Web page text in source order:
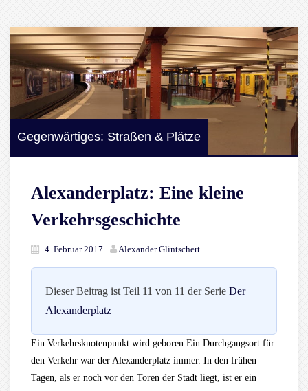
Gegenwärtiges: Straßen & Plätze
Alexanderplatz: Eine kleine
Verkehrsgeschichte
4. Februar 2017 Alexander Glintschert
Dieser Beitrag ist Teil 11 von 11 der Serie Der
Alexanderplatz
Ein Verkehrsknotenpunkt wird geboren Ein Durchgangsort für
den Verkehr war der Alexanderplatz immer. In den frühen
Tagen, als er noch vor den Toren der Stadt liegt, ist er ein